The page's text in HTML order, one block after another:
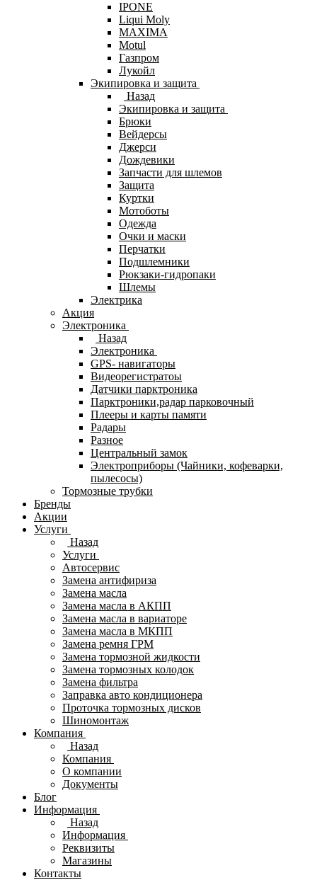
IPONE
Liqui Moly
MAXIMA
Motul
Газпром
Лукойл
Экипировка и защита
Назад
Экипировка и защита
Брюки
Вейдерсы
Джерси
Дождевики
Запчасти для шлемов
Защита
Куртки
Мотоботы
Одежда
Очки и маски
Перчатки
Подшлемники
Рюкзаки-гидропаки
Шлемы
Электрика
Акция
Электроника
Назад
Электроника
GPS- навигаторы
Видеорегистратоы
Датчики парктроника
Парктроники,радар парковочный
Плееры и карты памяти
Радары
Разное
Центральный замок
Электроприборы (Чайники, кофеварки,
пылесосы)
Тормозные трубки
Бренды
Акции
Услуги
Назад
Услуги
Автосервис
Замена антифириза
Замена масла
Замена масла в АКПП
Замена масла в вариаторе
Замена масла в МКПП
Замена ремня ГРМ
Замена тормозной жидкости
Замена тормозных колодок
Замена фильтра
Заправка авто кондиционера
Проточка тормозных дисков
Шиномонтаж
Компания
Назад
Компания
О компании
Документы
Блог
Информация
Назад
Информация
Реквизиты
Магазины
Контакты